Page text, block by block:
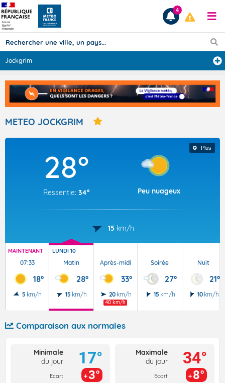
Prévisions
TOUS LES RÉSULTATS
Articles
4
Jockgrim
METEO JOCKGRIM
Plus
28°
Ressentie: 34° Peu nuageux
15 km/h
MAINTENANT
07:33
18°
5 km/h
LUNDI 10
Matin
28°
15 km/h
Après-midi
33°
20 km/h
40 km/h
Soirée
27°
15 km/h
Nuit
21°
10 km/h
Comparaison aux normales
Minimale
du jour
Ecart
17°
3°
Maximale
du jour
Ecart
34°
8°